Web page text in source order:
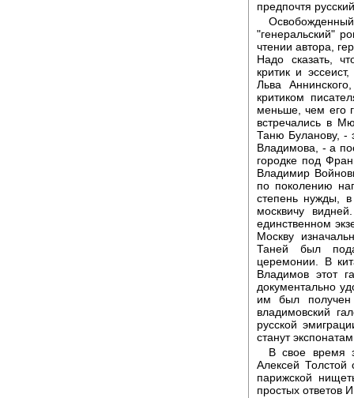
предпочтя
"генеральский"
чтении автора,
Надо сказать,
критик и
Льва
критиком
меньше, чем его
встречались в
Таню Буланову, -
Владимова, - а
городке под
Владимир
по поколению
степень нужды,
москвичу
единственном
Москву
Таней был
церемонии. В
Владимов этот
документально
им был получен
владимовский
русской
станут
В свое время
Алексей
парижской
простых ответов